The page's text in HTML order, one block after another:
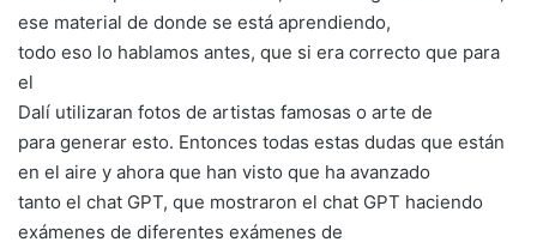
ese material de donde se está aprendiendo,
todo eso lo hablamos antes, que si era correcto que para
el
Dalí utilizaran fotos de artistas famosas o arte de
para generar esto. Entonces todas estas dudas que están
en el aire y ahora que han visto que ha avanzado
tanto el chat GPT, que mostraron el chat GPT haciendo
exámenes de diferentes exámenes de